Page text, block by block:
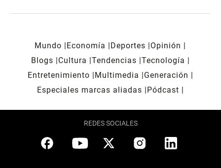
Mundo Economía Deportes
Opinión
Blogs
Cultura Tendencias Tecnología
Entretenimiento
Multimedia
Generación
Especiales marcas aliadas
Pódcast
REDES SOCIALES